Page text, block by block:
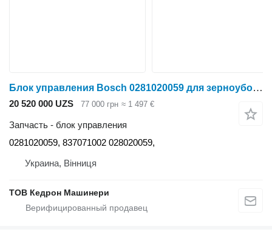
Блок управления Bosch 0281020059 для зерноуборочного комбайна Challenger 670B
20 520 000 UZS 77 000 грн ≈ 1 497 €
Запчасть - блок управления
0281020059, 837071002 028020059,
Украина, Вінниця
ТОВ Кедрон Машинери